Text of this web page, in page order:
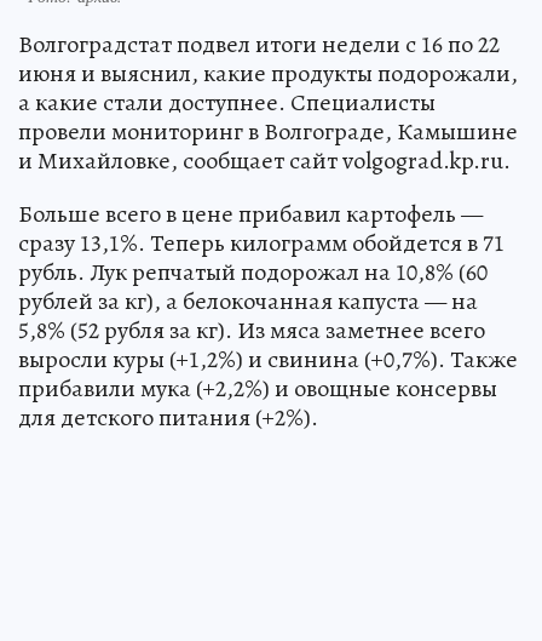
Волгоградстат подвел итоги недели с 16 по 22
июня и выяснил, какие продукты подорожали,
а какие стали доступнее. Специалисты
провели мониторинг в Волгограде, Камышине
и Михайловке, сообщает сайт volgograd.kp.ru.
Больше всего в цене прибавил картофель —
сразу 13,1%. Теперь килограмм обойдется в 71
рубль. Лук репчатый подорожал на 10,8% (60
рублей за кг), а белокочанная капуста — на
5,8% (52 рубля за кг). Из мяса заметнее всего
выросли куры (+1,2%) и свинина (+0,7%). Также
прибавили мука (+2,2%) и овощные консервы
для детского питания (+2%).